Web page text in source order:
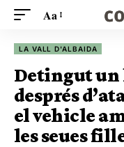
Aa
LA VALL D'ALBAIDA
Detingut un
després
el vehicle
les seues